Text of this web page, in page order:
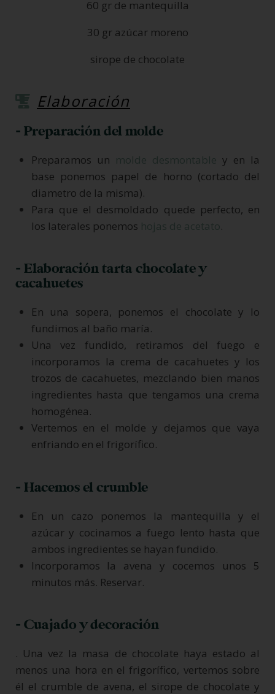
60 gr de mantequilla
30 gr azúcar moreno
sirope de chocolate
Elaboración
- Preparación del molde
Preparamos un molde desmontable y en la
base ponemos papel de horno (cortado del
diametro de la misma).
Para que el desmoldado quede perfecto, en
los laterales ponemos hojas de acetato.
- Elaboración tarta chocolate y
cacahuetes
En una sopera, ponemos el chocolate y lo
fundimos al baño maría.
Una vez fundido, retiramos del fuego e
incorporamos la crema de cacahuetes y los
trozos de cacahuetes, mezclando bien manos
ingredientes hasta que tengamos una crema
homogénea.
Vertemos en el molde y dejamos que vaya
enfriando en el frigorífico.
- Hacemos el crumble
En un cazo ponemos la mantequilla y el
azúcar y cocinamos a fuego lento hasta que
ambos ingredientes se hayan fundido.
Incorporamos la avena y cocemos unos 5
minutos más. Reservar.
- Cuajado y decoración
. Una vez la masa de chocolate haya estado al
menos una hora en el frigorífico, vertemos sobre
él el crumble de avena, el sirope de chocolate y